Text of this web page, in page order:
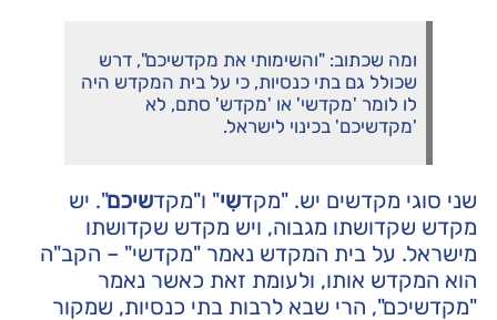
ומה שכתוב: "והשימותי את מקדשיכם", דרש
שכולל גם בתי כנסיות, כי על בית המקדש היה
לו לומר 'מקדשי' או 'מקדש' סתם, לא
'מקדשיכם' בכינוי לישראל.
שני סוגי מקדשים יש. "מקדשִי" ו"מקדשיכם". יש
מקדש שקדושתו מגבוה, ויש מקדש שקדושתו
מישראל. על בית המקדש נאמר "מקדשי" – הקב"ה
הוא המקדש אותו, ולעומת זאת כאשר נאמר
"מקדשיכם", הרי שבא לרבות בתי כנסיות, שמקור